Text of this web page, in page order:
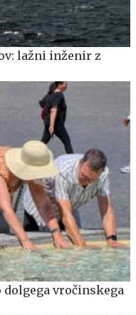
lažni inženir z
vročinskega